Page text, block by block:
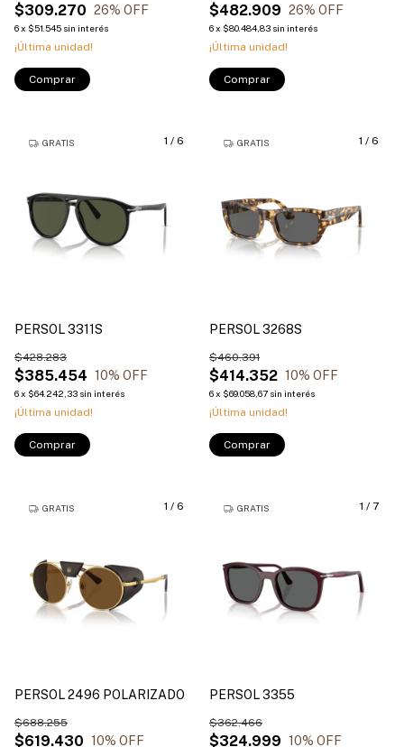
$309.270 26% OFF
6x $51.545 sin interés
¡Última unidad!
Comprar
$482.909 26% OFF
6x $80.484,83 sin interés
¡Última unidad!
Comprar
1 / 6
GRATIS
PERSOL 3311S
$385.454
$428.283
10% OFF
6x $64.242,33 sin interés
¡Última unidad!
Comprar
1 / 6
GRATIS
PERSOL 3268S
$414.352
$460.391
10% OFF
6x $69.058,67 sin interés
¡Última unidad!
Comprar
1 / 6
GRATIS
PERSOL 2496 POLARIZADO
$619.430
$688.255
10% OFF
1 / 7
GRATIS
PERSOL 3355
$324.999
$362.466
10% OFF